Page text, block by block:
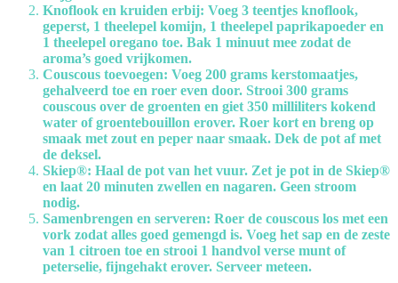
Knoflook en kruiden erbij: Voeg 3 teentjes knoflook,
geperst, 1 theelepel komijn, 1 theelepel paprikapoeder en
1 theelepel oregano toe. Bak 1 minuut mee zodat de
aroma’s goed vrijkomen.
Couscous toevoegen: Voeg 200 grams kerstomaatjes,
gehalveerd toe en roer even door. Strooi 300 grams
couscous over de groenten en giet 350 milliliters kokend
water of groentebouillon erover. Roer kort en breng op
smaak met zout en peper naar smaak. Dek de pot af met
de deksel.
Skiep®: Haal de pot van het vuur. Zet je pot in de Skiep®
en laat 20 minuten zwellen en nagaren. Geen stroom
nodig.
Samenbrengen en serveren: Roer de couscous los met een
vork zodat alles goed gemengd is. Voeg het sap en de zeste
van 1 citroen toe en strooi 1 handvol verse munt of
peterselie, fijngehakt erover. Serveer meteen.